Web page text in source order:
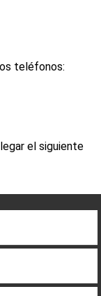
teléfonos:
el siguiente